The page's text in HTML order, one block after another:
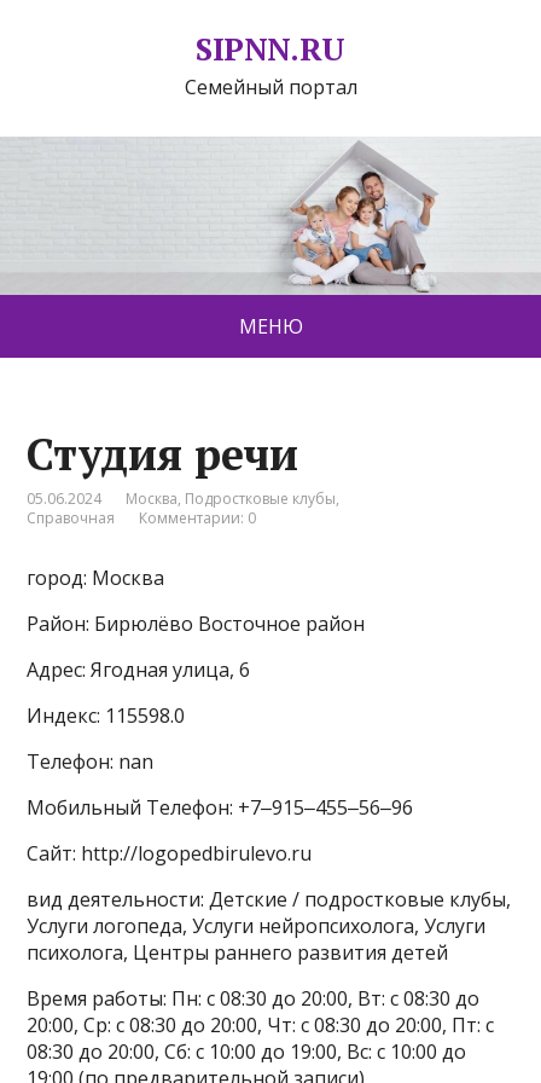
SIPNN.RU
Семейный портал
МЕНЮ
Студия речи
05.06.2024 Москва, Подростковые клубы,
Справочная
Комментарии: 0
город: Москва
Район: Бирюлёво Восточное район
Адрес: Ягодная улица, 6
Индекс: 115598.0
Телефон: nan
Мобильный Телефон: +7‒915‒455‒56‒96
Сайт: http://logopedbirulevo.ru
вид деятельности: Детские / подростковые клубы,
Услуги логопеда, Услуги нейропсихолога, Услуги
психолога, Центры раннего развития детей
Время работы: Пн: с 08:30 до 20:00, Вт: с 08:30 до
20:00, Ср: с 08:30 до 20:00, Чт: с 08:30 до 20:00, Пт: с
08:30 до 20:00, Сб: с 10:00 до 19:00, Вс: с 10:00 до